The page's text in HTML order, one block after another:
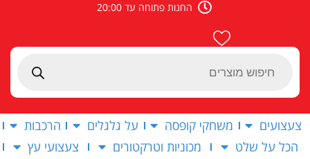
Products
החנות פתוחה עד 20:00
צעצועים משחקי קופסה על גלגלים
הרכבות
הכל על שלט
מכוניות וטרקטורים
צעצועי עץ